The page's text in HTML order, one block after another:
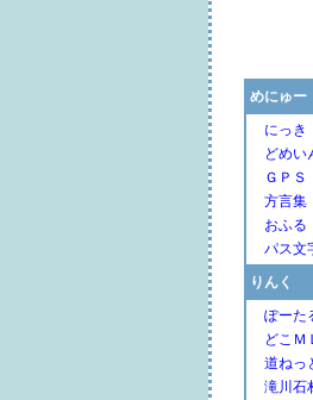
めにゅー
にっき
どめい
ＧＰＳ
方言集
おふる
パス文
りんく
ぽーた
どこＭ
道ねっ
滝川石